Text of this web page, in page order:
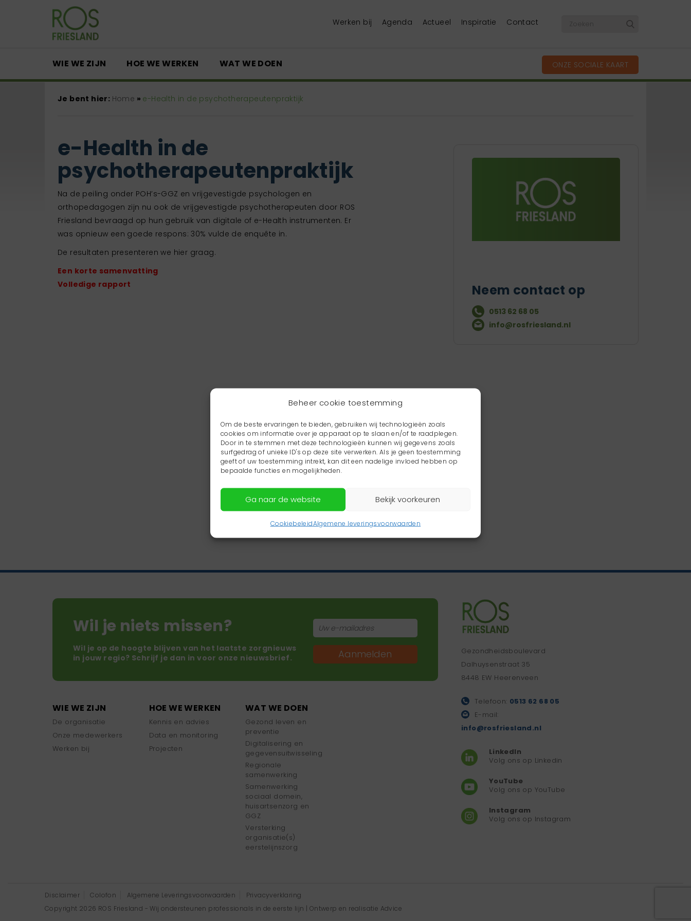
Beheer cookie toestemming
Om de beste ervaringen te bieden, gebruiken wij technologieën zoals
cookies om informatie over je apparaat op te slaan en/of te raadplegen.
Door in te stemmen met deze technologieën kunnen wij gegevens zoals
surfgedrag of unieke ID's op deze site verwerken. Als je geen toestemming
geeft of uw toestemming intrekt, kan dit een nadelige invloed hebben op
bepaalde functies en mogelijkheden.
Ga naar de website Bekijk voorkeuren
CookiebeleidAlgemene leveringsvoorwaarden
Werken bij Agenda Actueel Inspiratie Contact
WIE WE ZIJN HOE WE WERKEN WAT WE DOEN ONZE SOCIALE KAART
Je bent hier: Home » e-Health in de psychotherapeutenpraktijk
e-Health in de
psychotherapeutenpraktijk
Na de peiling onder POH’s-GGZ en vrijgevestigde psychologen en
orthopedagogen zijn nu ook de vrijgevestigde psychotherapeuten door ROS
Friesland bevraagd op hun gebruik van digitale of e-Health instrumenten. Er
was opnieuw een goede respons: 30% vulde de enquête in.
De resultaten presenteren we hier graag.
Een korte samenvatting
Volledige rapport
Neem contact op
0513 62 68 05
info@rosfriesland.nl
Wil je niets missen?
Wil je op de hoogte blijven van het laatste zorgnieuws
in jouw regio? Schrijf je dan in voor onze nieuwsbrief.
Aanmelden
WIE WE ZIJN
De organisatie
Onze medewerkers
Werken bij
HOE WE WERKEN
Kennis en advies
Data en monitoring
Projecten
WAT WE DOEN
Gezond leven en
preventie
Digitalisering en
gegevensuitwisseling
Regionale
samenwerking
Samenwerking
sociaal domein,
huisartsenzorg en
GGZ
Versterking
organisatie(s)
eerstelijnszorg
Gezondheidsboulevard
Dalhuysenstraat 35
8448 EW Heerenveen
Telefoon: 0513 62 68 05
E-mail:
info@rosfriesland.nl
LinkedIn
Volg ons op Linkedin
YouTube
Volg ons op YouTube
Instagram
Volg ons op Instagram
Disclaimer Colofon Algemene Leveringsvoorwaarden
Privacyverklaring
Copyright 2026 ROS Friesland - Wij ondersteunen professionals in de eerste lijn | Ontwerp en realisatie Advice